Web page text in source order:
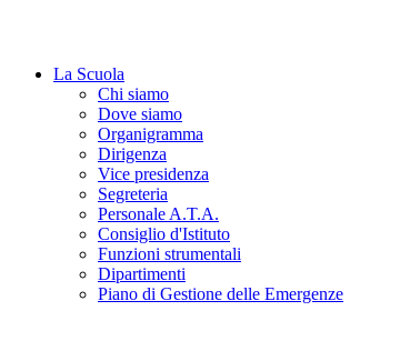
La Scuola
Chi siamo
Dove siamo
Organigramma
Dirigenza
Vice presidenza
Segreteria
Personale A.T.A.
Consiglio d'Istituto
Funzioni strumentali
Dipartimenti
Piano di Gestione delle Emergenze